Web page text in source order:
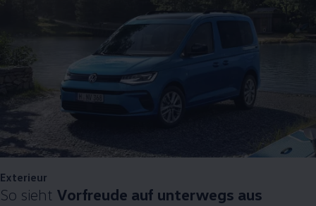
Exterieur
So sieht Vorfreude auf unterwegs aus